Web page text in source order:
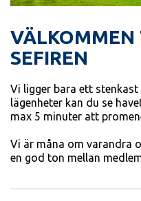
VÄLKOMMEN
SEFIREN
Vi ligger bara ett
lägenheter kan du se
max 5 minuter att
Vi är måna om varandra
en god ton mellan